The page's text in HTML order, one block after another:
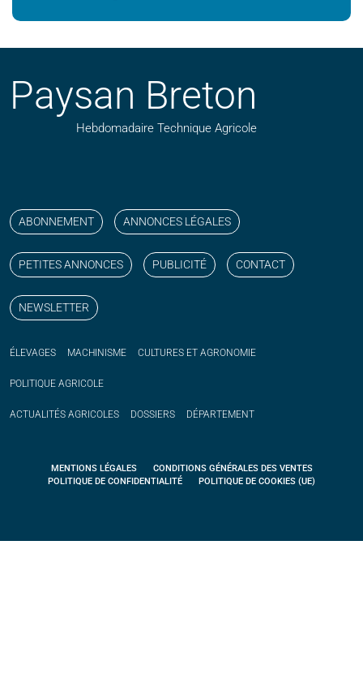
Paysan Breton
Hebdomadaire Technique Agricole
ABONNEMENT ANNONCES LÉGALES
PETITES ANNONCES PUBLICITÉ CONTACT
NEWSLETTER
ÉLEVAGES MACHINISME CULTURES ET AGRONOMIE
POLITIQUE AGRICOLE
ACTUALITÉS AGRICOLES DOSSIERS DÉPARTEMENT
MENTIONS LÉGALES
CONDITIONS GÉNÉRALES DES VENTES
POLITIQUE DE CONFIDENTIALITÉ
POLITIQUE DE COOKIES (UE)